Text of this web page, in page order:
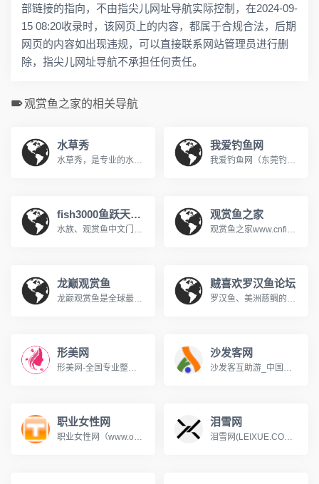
部链接的指向，不由指尖儿网址导航实际控制，在2024-09-
15 08:20收录时，该网页上的内容，都属于合规合法，后期
网页的内容如出现违规，可以直接联系网站管理员进行删
除，指尖儿网址导航不承担任何责任。
观赏鱼之家的相关导航
水草秀
水草秀，是专业的水草玩家互动论坛，是水草玩家进行水草造景，水草养殖交流的社区，为玩家提供水草养殖、水草图片、水草造景、观赏虾、灯鱼、螺等板块内容 www.shuicaoxiu.com
我爱钓鱼网
我爱钓鱼网（东莞钓鱼网）是一个专业的、免费的钓鱼技巧学习网站，为广大钓鱼爱好者提供最新最全的钓鱼高清视频、野钓、台钓鱼技巧和路亚钓法，各种鱼类知识为一体的大型综合性钓鱼网站。
fish3000鱼跃天下－观赏鱼|观赏鱼论坛
水族、观赏鱼中文门户站，观赏鱼论坛社区。提供最新水族资讯，观赏鱼资料库，观赏鱼饲养宝典，水族大百科，鱼友交流社区，鱼友相册、微博等。www.fish3000.com
观赏鱼之家
观赏鱼之家www.cnfish.cn广告联系：0379-64383900 18630984599(本电话仅供广告业务联系)广告信箱：fish@cnfish.com网站站务及论坛投诉建议请发送E-mail:admin@cnfish.com网站地址:http://www.cnfish.com
龙巅观赏鱼
龙巅观赏鱼是全球最大、最全、最专业的观赏鱼玩家互动社区，以各类观赏鱼、热带鱼的繁殖、饲养、图片为主要内容的观赏鱼论坛、热带鱼论坛。
贼喜欢罗汉鱼论坛
罗汉鱼、美洲慈鲷的分类鉴赏、饲养繁殖、鱼病防治,鱼缸水生态环境的搭建,鱼缸器材的应用与DIY,罗汉鱼、美洲慈鲷、龙鱼、魟鱼等热门观赏鱼综合内容。www.zeixihuan.com
形美网
形美网-全国专业整形美容咨询预约机构,致力成为求美者贴心的咨询、预约平台,为您提供全国各地区整形美容医院查询、专家预约及手术咨询服务等综合性专业整形美容门户网站。www.xingmeizx.com
沙发客网
沙发客互助游_中国沙发客专业网站_互助游俱乐部 - 打造中国全新互助旅游平台!沙发客网，中国专业沙发客网站。沙发游、互助游、自助游、深度游、背包客及驴友的最佳选择。专业认证，诚信真实。致力于为广大沙发客朋友免费提供一个交流和展示平台。提供旅游资讯、酒店机票预订。 www.cnsfk.com
职业女性网
职业女性网（www.office369.com），职业女性网提供职场技巧，美容护肤，化妆技巧，服装搭配，两性健康，情感话题，家居生活等女性潮流资讯，打造一个全新的白领女性网站，最贴心的职场女性资讯平台；让你轻松掌握最新时尚女性潮流信息，做有气质的职业女热、健康时尚女人、漂亮女人。
泪雪网
泪雪网(LEIXUE.COM)是一个科技生活方式创新消费主题的科技媒体网站，致力分享推荐优秀的电子数码科技产品，站在消费者的角度体验产品，让科技改变生活。